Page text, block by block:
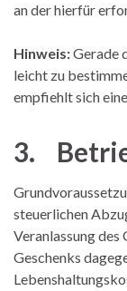
an der hierfür
Hinweis:Gerade
leicht zu
empfiehlt sich
3.
steuerlichen
Veranlassung des
Geschenks